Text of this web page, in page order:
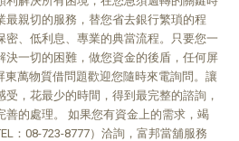
最親切的服務，替您省去銀行繁瑣的程
密、低利息、專業的典當流程。只要您一
決一切的困難，做您資金的後盾，任何屏
東萬物質借問題歡迎您隨時來電詢問。讓
，花最少的時間，得到最完整的諮詢，
善的處理。 如果您有資金上的需求，竭
：08-723-8777）洽詢，富邦當舖服務